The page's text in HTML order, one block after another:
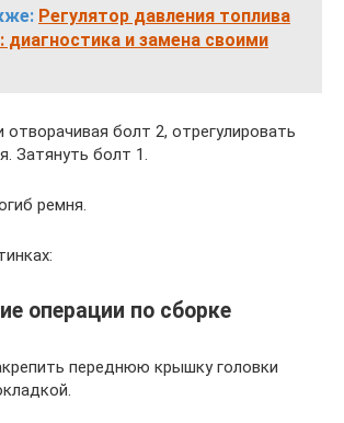
Регулятор давления топлива
диагностика и замена своими
отворачивая болт 2, отрегулировать
Затянуть болт 1.
ремня.
операции по сборке
переднюю крышку головки